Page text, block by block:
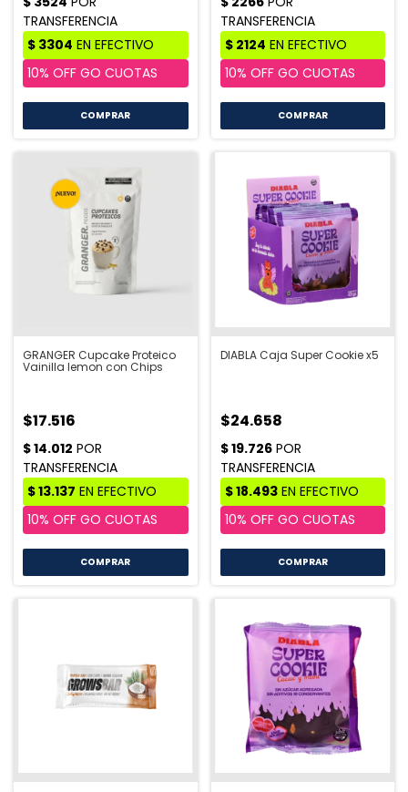
COMPRAR COMPRAR
GRANGER Cupcake Proteico
Vainilla lemon con Chips
$17.516
DIABLA Caja Super Cookie x5
$24.658